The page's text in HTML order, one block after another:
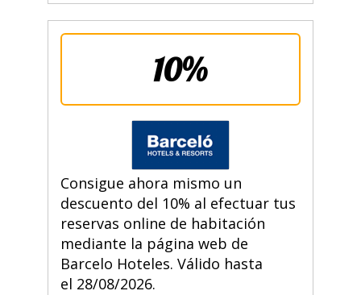
10%
Consigue ahora mismo un
descuento del 10% al efectuar tus
reservas online de habitación
mediante la página web de
Barcelo Hoteles. Válido hasta
el 28/08/2026.